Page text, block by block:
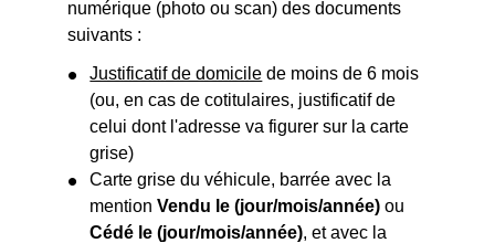
numérique (photo ou scan) des documents
suivants :
Justificatif de domicile de moins de 6 mois
(ou, en cas de cotitulaires, justificatif de
celui dont l'adresse va figurer sur la carte
grise)
Carte grise du véhicule, barrée avec la
mentionVendu le (jour/mois/année) ou
Cédé le (jour/mois/année), et avec la